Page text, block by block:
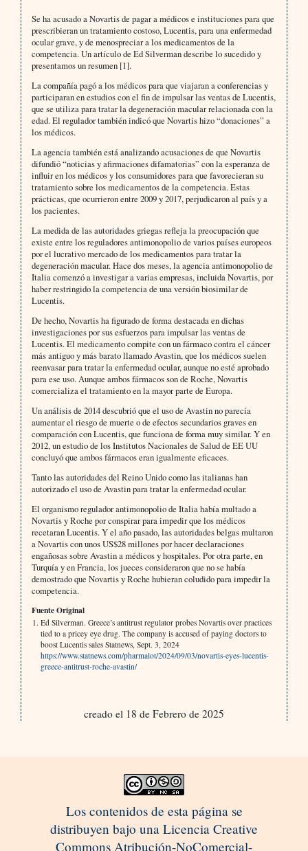
Se ha acusado a Novartis de pagar a médicos e instituciones para que
prescribieran un tratamiento costoso, Lucentis, para una enfermedad
ocular grave, y de menospreciar a los medicamentos de la
competencia. Un artículo de Ed Silverman describe lo sucedido y
presentamos un resumen [1].
La compañía pagó a los médicos para que viajaran a conferencias y
participaran en estudios con el fin de impulsar las ventas de Lucentis,
que se utiliza para tratar la degeneración macular relacionada con la
edad. El regulador también indicó que Novartis hizo “donaciones” a
los médicos.
La agencia también está analizando acusaciones de que Novartis
difundió “noticias y afirmaciones difamatorias” con la esperanza de
influir en los médicos y los consumidores para que favorecieran su
tratamiento sobre los medicamentos de la competencia. Estas
prácticas, que ocurrieron entre 2009 y 2017, perjudicaron al país y a
los pacientes.
La medida de las autoridades griegas refleja la preocupación que
existe entre los reguladores antimonopolio de varios países europeos
por el lucrativo mercado de los medicamentos para tratar la
degeneración macular. Hace dos meses, la agencia antimonopolio de
Italia comenzó a investigar a varias empresas, incluida Novartis, por
haber restringido la competencia de una versión biosimilar de
Lucentis.
De hecho, Novartis ha figurado de forma destacada en dichas
investigaciones por sus esfuerzos para impulsar las ventas de
Lucentis. El medicamento compite con un fármaco contra el cáncer
más antiguo y más barato llamado Avastin, que los médicos suelen
reenvasar para tratar la enfermedad ocular, aunque no esté aprobado
para ese uso. Aunque ambos fármacos son de Roche, Novartis
comercializa el tratamiento en la mayor parte de Europa.
Un análisis de 2014 descubrió que el uso de Avastin no parecía
aumentar el riesgo de muerte o de efectos secundarios graves en
comparación con Lucentis, que funciona de forma muy similar. Y en
2012, un estudio de los Institutos Nacionales de Salud de EE UU
concluyó que ambos fármacos eran igualmente eficaces.
Tanto las autoridades del Reino Unido como las italianas han
autorizado el uso de Avastin para tratar la enfermedad ocular.
El organismo regulador antimonopolio de Italia había multado a
Novartis y Roche por conspirar para impedir que los médicos
recetaran Lucentis. Y el año pasado, las autoridades belgas multaron
a Novartis con unos US$28 millones por hacer declaraciones
engañosas sobre Avastin a médicos y hospitales. Por otra parte, en
Turquía y en Francia, los jueces consideraron que no se había
demostrado que Novartis y Roche hubieran coludido para impedir la
competencia.
Fuente Original
Ed Silverman. Greece’s antitrust regulator probes Novartis over practices
tied to a pricey eye drug. The company is accused of paying doctors to
boost Lucentis sales Statnews, Sept. 3, 2024
https://www.statnews.com/pharmalot/2024/09/03/novartis-eyes-lucentis-
greece-antitrust-roche-avastin/
creado el 18 de Febrero de 2025
Los contenidos de esta página se
distribuyen bajo una Licencia Creative
Commons Atribución-NoComercial-